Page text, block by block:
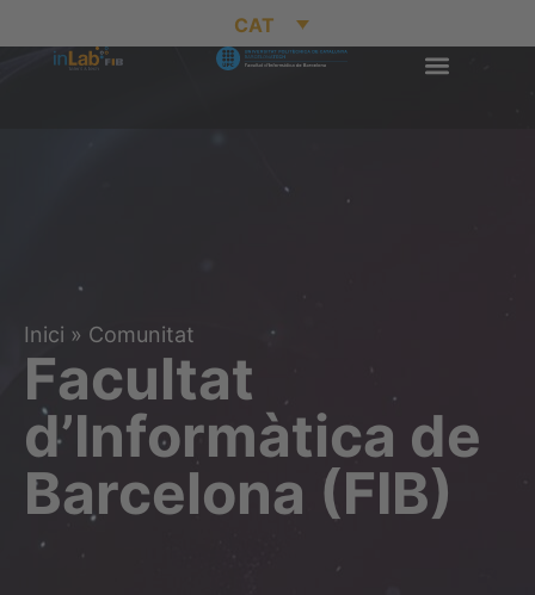
CAT
Inici » Comunitat
Facultat
d’Informàtica de
Barcelona (FIB)